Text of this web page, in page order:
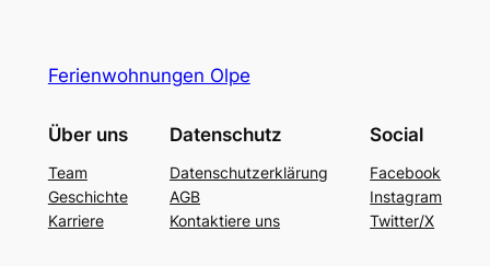
Ferienwohnungen Olpe
Über uns
Team
Geschichte
Karriere
Datenschutz
Datenschutzerklärung
AGB
Kontaktiere uns
Social
Facebook
Instagram
Twitter/X